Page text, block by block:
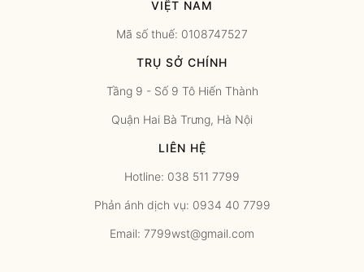
VIỆT NAM
Mã số thuế: 0108747527
TRỤ SỞ CHÍNH
Tầng 9 - Số 9 Tô Hiến Thành
Quận Hai Bà Trưng, Hà Nội
LIÊN HỆ
Hotline: 038 511 7799
Phản ánh dịch vụ: 0934 40 7799
Email: 7799wst@gmail.com